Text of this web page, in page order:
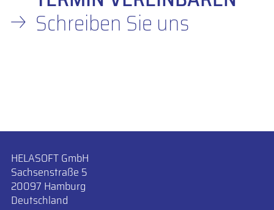
Schreiben Sie uns
HELASOFT GmbH
Sachsenstraße 5
20097 Hamburg
Deutschland